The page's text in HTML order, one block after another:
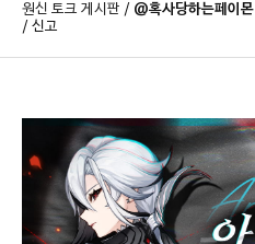
원신 토크 게시판 / @혹사당하는페이몬
/ 신고